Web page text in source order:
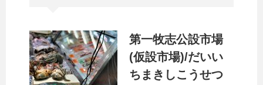
第一牧志公設市場
(仮設市場)/だいい
ちまきしこうせつ